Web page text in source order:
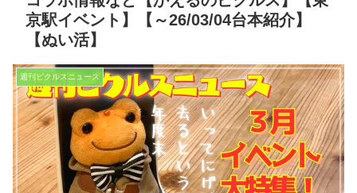
京駅イベント】【～26/03/04台本紹介】
【ぬい活】
週刊ピクルスニュース